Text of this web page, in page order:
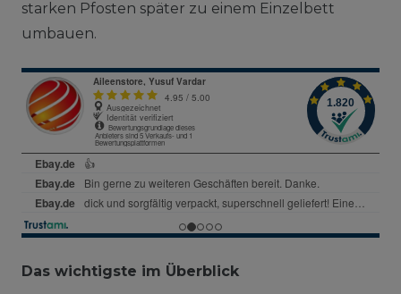
starken Pfosten später zu einem Einzelbett
umbauen.
Das wichtigste im Überblick